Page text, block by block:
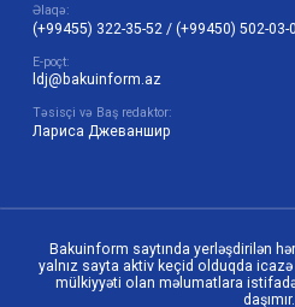
Əlaqə:
(+99455) 322-35-52 / (+99450) 502-03-
E-poçt:
ldj@bakuinform.az
Təsisçi və Baş redaktor:
Лариса Джеваншир
Bakuinform saytında yerləşdirilən
yalnız sayta aktiv keçid olduqda icazə
mülkiyyəti olan məlumatlara
daşımır.